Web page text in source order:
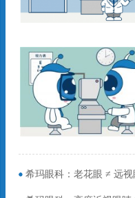
希玛眼科：老花眼 ≠ 远视